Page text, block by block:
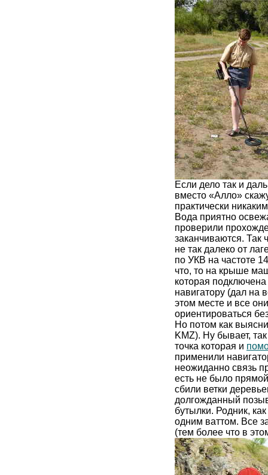
Если дело так и
вместо «Алло»
практически
Вода приятно
проверили
заканчиваются. Так
не так далеко от
по УКВ на частоте
что, то на крыше
которая
навигатору (дал на
этом месте и все
ориентироваться
Но потом как
KMZ). Ну бывает,
точка которая и
применили
неожиданно связь
есть не было
сбили ветки
долгожданный
бутылки. Родник,
одним ваттом. Все
(тем более что в